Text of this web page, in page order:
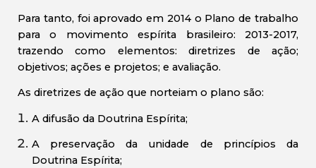
Para tanto, foi aprovado em 2014 o Plano de trabalho
para o movimento espírita brasileiro: 2013-2017,
trazendo como elementos: diretrizes de ação;
objetivos; ações e projetos; e avaliação.
As diretrizes de ação que norteiam o plano são:
A difusão da Doutrina Espírita;
A preservação da unidade de princípios da
Doutrina Espírita;